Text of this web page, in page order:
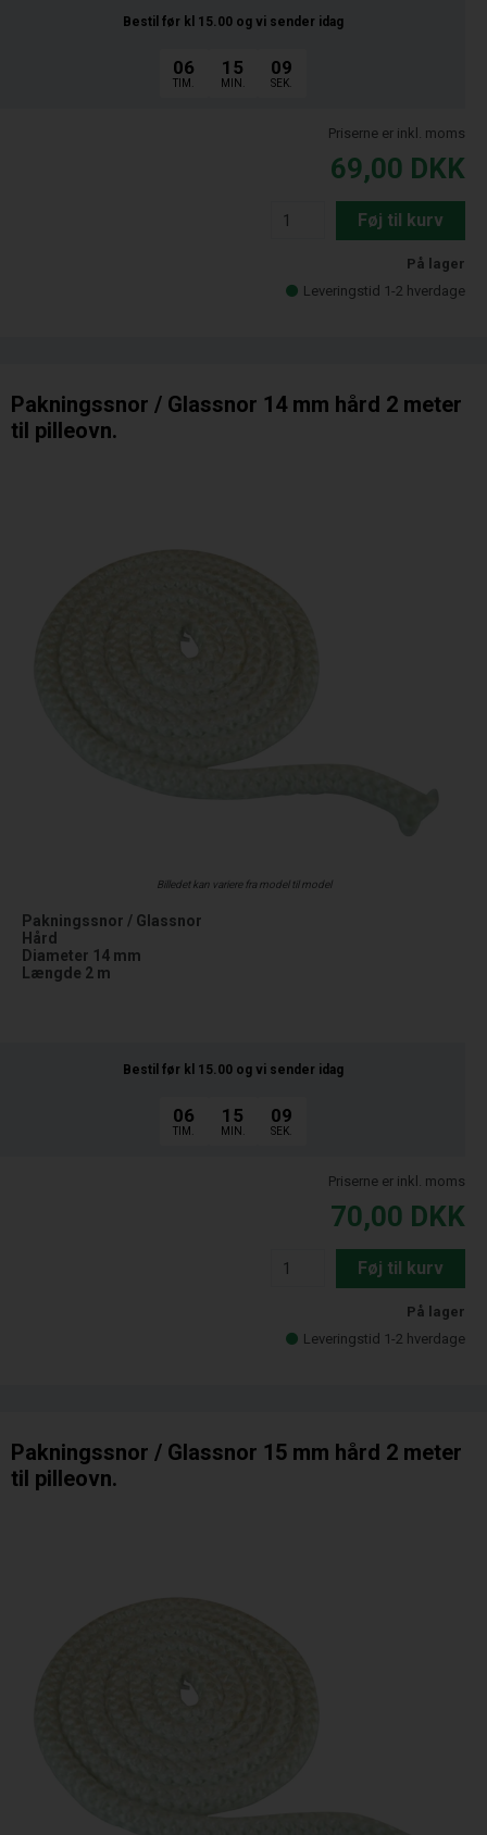
Bestil før kl 15.00 og vi sender idag
06
TIM.
15
MIN.
08
SEK.
Priserne er inkl. moms
69,00 DKK
Føj til kurv
På lager
Leveringstid 1-2 hverdage
Pakningssnor / Glassnor 14 mm hård 2 meter
til pilleovn.
Billedet kan variere fra model til model
Pakningssnor / Glassnor
Hård
Diameter 14 mm
Længde 2 m
Bestil før kl 15.00 og vi sender idag
06
TIM.
15
MIN.
08
SEK.
Priserne er inkl. moms
70,00 DKK
Føj til kurv
På lager
Leveringstid 1-2 hverdage
Pakningssnor / Glassnor 15 mm hård 2 meter
til pilleovn.